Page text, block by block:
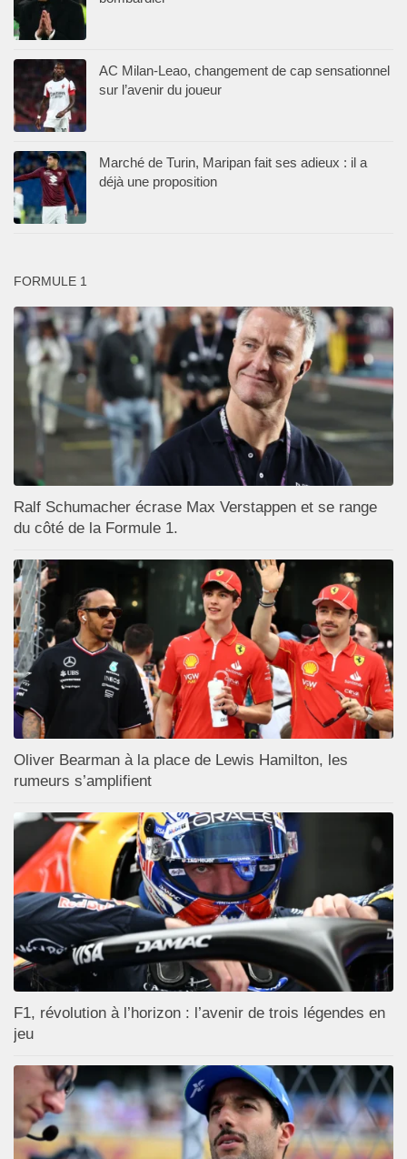
AC Milan-Leao, changement de cap sensationnel
sur l’avenir du joueur
Marché de Turin, Maripan fait ses adieux : il a
déjà une proposition
FORMULE 1
Ralf Schumacher écrase Max Verstappen et se range
du côté de la Formule 1.
Oliver Bearman à la place de Lewis Hamilton, les
rumeurs s’amplifient
F1, révolution à l’horizon : l’avenir de trois légendes en
jeu